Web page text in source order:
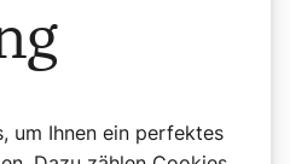
begleitet werden?
dabei sein – sie ist seit
und eine erfahrene
mit Christa Englinger, die
um Ihnen ein perfektes